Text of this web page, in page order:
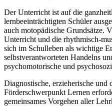
Der Unterricht ist auf die
lernbeeinträchtigten Schüler
auch motopädische Grundsätze.
Unterricht und die rhythmisch-
sich im Schulleben als wichtige
selbstverantworteten Handelns
psychomotorische und
Diagnostische, erzieherische
Förderschwerpunkt Lernen
gemeinsames Vorgehen aller